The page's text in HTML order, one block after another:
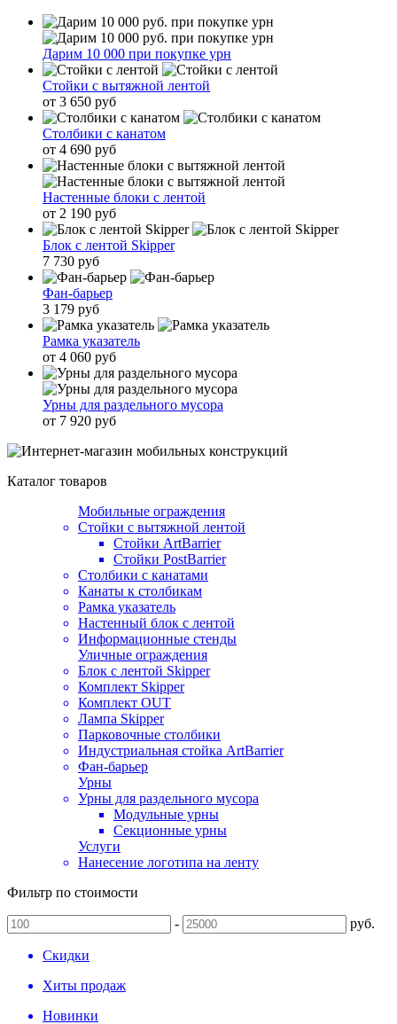
Дарим 10 000 при покупке урн
Стойки с вытяжной лентой
от 3 650 руб
Столбики с канатом
от 4 690 руб
Настенные блоки с лентой
от 2 190 руб
Блок с лентой Skipper
7 730 руб
Фан-барьер
3 179 руб
Рамка указатель
от 4 060 руб
Урны для раздельного мусора
от 7 920 руб
Каталог товаров
Мобильные ограждения
Стойки с вытяжной лентой
Стойки ArtBarrier
Стойки PostBarrier
Столбики с канатами
Канаты к столбикам
Рамка указатель
Настенный блок с лентой
Информационные стенды
Уличные ограждения
Блок с лентой Skipper
Комплект Skipper
Комплект OUT
Лампа Skipper
Парковочные столбики
Индустриальная стойка ArtBarrier
Фан-барьер
Урны
Урны для раздельного мусора
Модульные урны
Секционные урны
Услуги
Нанесение логотипа на ленту
Фильтр по стоимости
- руб.
Скидки
Хиты продаж
Новинки